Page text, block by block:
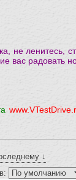
не ленитесь,
вас радовать
↓